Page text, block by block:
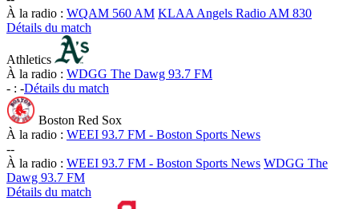
À la radio : WQAM 560 AM KLAA Angels Radio AM 830
Détails du match
Athletics
À la radio : WDGG The Dawg 93.7 FM
- : -Détails du match
Boston Red Sox
À la radio : WEEI 93.7 FM - Boston Sports News
--
À la radio : WEEI 93.7 FM - Boston Sports News WDGG The
Dawg 93.7 FM
Détails du match